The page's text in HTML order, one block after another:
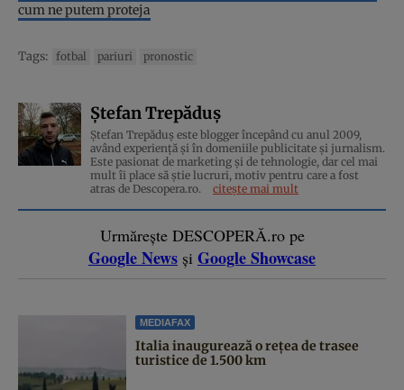
cum ne putem proteja
Tags: fotbal pariuri pronostic
Ștefan Trepăduș
Ștefan Trepăduș este blogger începând cu anul 2009,
având experiență și în domeniile publicitate și jurnalism.
Este pasionat de marketing și de tehnologie, dar cel mai
mult îi place să știe lucruri, motiv pentru care a fost
atras de Descopera.ro.
citește mai mult
Urmărește DESCOPERĂ.ro pe
Google News și Google Showcase
MEDIAFAX
Italia inaugurează o rețea de trasee
turistice de 1.500 km